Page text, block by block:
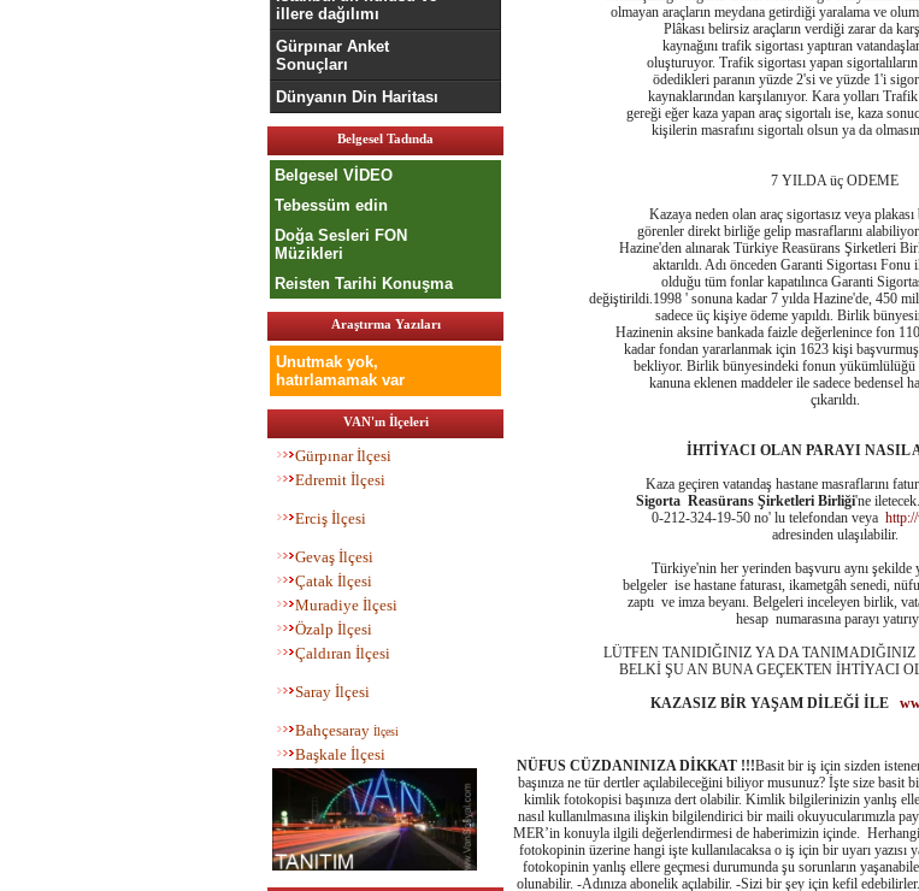
illere dağılımı
Gürpınar Anket
Sonuçları
Dünyanın Din Haritası
Belgesel Tadında
Belgesel VİDEO
Tebessüm edin
Doğa Sesleri FON
Müzikleri
Reisten Tarihi Konuşma
Araştırma Yazıları
Unutmak yok,
hatırlamamak var
VAN'ın İlçeleri
Gürpınar İlçesi
Edremit İlçesi
Erciş İlçesi
Gevaş İlçesi
Çatak İlçesi
Muradiye İlçesi
Özalp İlçesi
Çaldıran İlçesi
Saray İlçesi
Bahçesaray İlçesi
Başkale İlçesi
olmayan araçların meydana getirdiği yaralama ve olum
Plâkası belirsiz araçların verdiği zarar da
kaynağını trafik sigortası yaptıran
oluşturuyor. Trafik sigortası yapan
ödedikleri paranın yüzde 2'si ve yüzde 1'i
kaynaklarından karşılanıyor. Kara yolları
gereği eğer kaza yapan araç sigortalı ise, kaza
kişilerin masrafını sigortalı olsun ya da
7 YILDA üç ODEME
Kazaya neden olan araç sigortasız veya
görenler direkt birliğe gelip masraflarını
Hazine'den alınarak Türkiye Reasürans Şirketleri
aktarıldı. Adı önceden Garanti Sigortası
olduğu tüm fonlar kapatılınca Garanti
değiştirildi.1998 ' sonuna kadar 7 yılda Hazine'de, 450
sadece üç kişiye ödeme yapıldı. Birlik
Hazinenin aksine bankada faizle değerlenince fon
kadar fondan yararlanmak için 1623 kişi
bekliyor. Birlik bünyesindeki fonun yükümlülüğü
kanuna eklenen maddeler ile sadece bedensel
çıkarıldı.
İHTİYACI OLAN PARAYI NASIL
Kaza geçiren vatandaş hastane masraflarını
Sigorta Reasürans Şirketleri Birliği'ne
0-212-324-19-50 no' lu telefondan veya
adresinden ulaşılabilir.
Türkiye'nin her yerinden başvuru aynı şekilde
belgeler ise hastane faturası, ikametgâh senedi,
zaptı ve imza beyanı. Belgeleri inceleyen birlik,
hesap numarasına parayı
LÜTFEN TANIDIĞINIZ YA DA TANIMADIĞINIZ
BELKİ ŞU AN BUNA GEÇEKTEN İHTİYACI
KAZASIZ BİR YAŞAM DİLEĞİ İLE
NÜFUS CÜZDANINIZA DİKKAT !!!Basit bir iş için sizden
başınıza ne tür dertler açılabileceğini biliyor musunuz? İşte size
kimlik fotokopisi başınıza dert olabilir. Kimlik bilgilerinizin yanlış
nasıl kullanılmasına ilişkin bilgilendirici bir maili okuyucularımızla
MER’in konuyla ilgili değerlendirmesi de haberimizin içinde.
fotokopinin üzerine hangi işte kullanılacaksa o iş için bir uyarı yazısı
fotokopinin yanlış ellere geçmesi durumunda şu sorunların
olunabilir. -Adınıza abonelik açılabilir. -Sizi bir şey için kefil